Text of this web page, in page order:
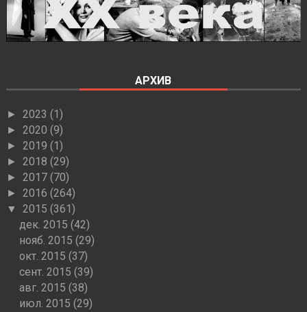
АРХИВ
► 2023 (1)
► 2020 (9)
► 2019 (1)
► 2018 (29)
► 2017 (70)
► 2016 (264)
▼ 2015 (361)
дек. 2015(42)
нояб. 2015(29)
окт. 2015(37)
сент. 2015(39)
авг. 2015(38)
июл. 2015(29)